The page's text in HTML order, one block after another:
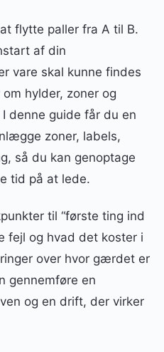
flytte paller fra A til B.
af din
vare skal kunne findes
hylder, zoner og
denne guide får du en
zoner, labels,
så du kan genoptage
tid på at lede.
til “første ting ind
fejl og hvad det koster i
over hvor gærdet er
gennemføre en
og en drift, der virker